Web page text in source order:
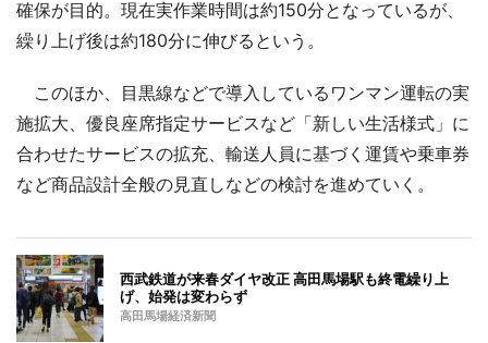
確保が目的。現在実作業時間は約150分となっているが、
繰り上げ後は約180分に伸びるという。
このほか、目黒線などで導入しているワンマン運転の実
施拡大、優良座席指定サービスなど「新しい生活様式」に
合わせたサービスの拡充、輸送人員に基づく運賃や乗車券
など商品設計全般の見直しなどの検討を進めていく。
西武鉄道が来春ダイヤ改正 高田馬場駅も終電繰り上
げ、始発は変わらず
高田馬場経済新聞